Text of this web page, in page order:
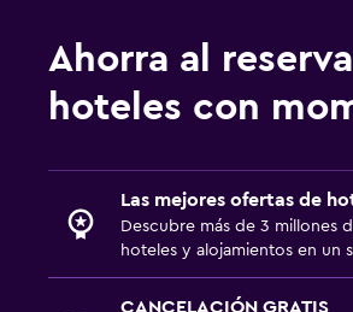
Ahorra al
hoteles con
Las mejores ofertas de
Descubre más de 3 millones
hoteles y alojamientos en un
CANCELACIÓN GRATIS